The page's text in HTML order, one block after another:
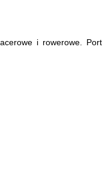
i rowerowe. Port